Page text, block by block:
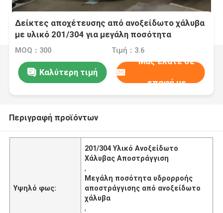
Δείκτες αποχέτευσης από ανοξείδωτο χάλυβα
με υλικό 201/304 για μεγάλη ποσότητα
αποχέτευσης και φινίρισμα από ψυχρή έλαση
MOQ：300 Τιμή：3.6
Καλύτερη τιμή
Μας ελάτε σε
επαφή με
Περιγραφή προϊόντων
Υψηλό φως:
201/304 Υλικό Ανοξείδωτο
Χάλυβας Αποστράγγιση
,
Μεγάλη ποσότητα υδρορροής
αποστράγγισης από ανοξείδωτο
χάλυβα
,